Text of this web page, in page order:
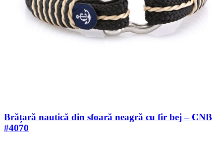
Brățară nautică din sfoară neagră cu fir bej – CNB
#4070